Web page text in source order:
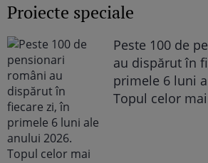
Proiecte speciale
Peste 100 de
au dispărut în
primele 6 luni
Topul celor